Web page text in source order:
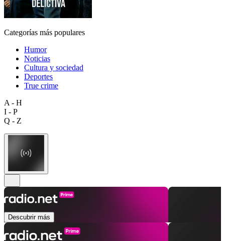
Categorías más populares
Humor
Noticias
Cultura y sociedad
Deportes
True crime
A - H
I - P
Q - Z
Descubrir más